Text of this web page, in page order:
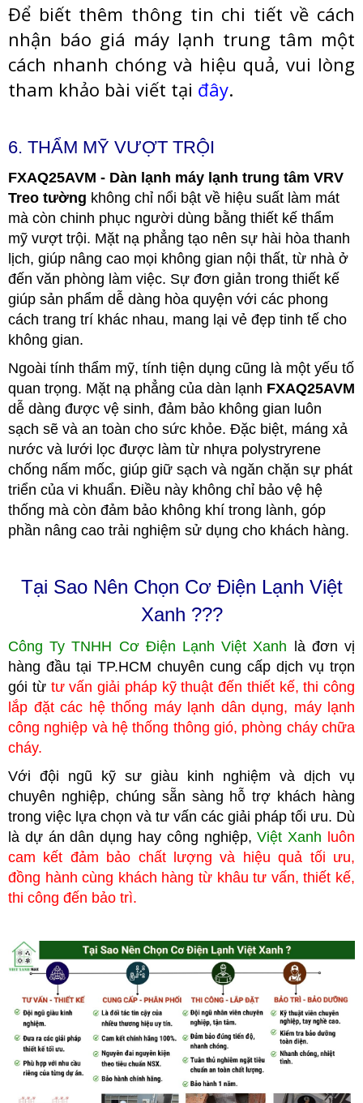
Để biết thêm thông tin chi tiết về cách
nhận báo giá máy lạnh trung tâm một
cách nhanh chóng và hiệu quả, vui lòng
tham khảo bài viết tại đây.
6. THẨM MỸ VƯỢT TRỘI
FXAQ25AVM - Dàn lạnh máy lạnh trung tâm VRV
Treo tường không chỉ nổi bật về hiệu suất làm mát
mà còn chinh phục người dùng bằng thiết kế thẩm
mỹ vượt trội. Mặt nạ phẳng tạo nên sự hài hòa thanh
lịch, giúp nâng cao mọi không gian nội thất, từ nhà ở
đến văn phòng làm việc. Sự đơn giản trong thiết kế
giúp sản phẩm dễ dàng hòa quyện với các phong
cách trang trí khác nhau, mang lại vẻ đẹp tinh tế cho
không gian.
Ngoài tính thẩm mỹ, tính tiện dụng cũng là một yếu tố
quan trọng. Mặt nạ phẳng của dàn lạnh FXAQ25AVM
dễ dàng được vệ sinh, đảm bảo không gian luôn
sạch sẽ và an toàn cho sức khỏe. Đặc biệt, máng xả
nước và lưới lọc được làm từ nhựa polystryrene
chống nấm mốc, giúp giữ sạch và ngăn chặn sự phát
triển của vi khuẩn. Điều này không chỉ bảo vệ hệ
thống mà còn đảm bảo không khí trong lành, góp
phần nâng cao trải nghiệm sử dụng cho khách hàng.
Tại Sao Nên Chọn Cơ Điện Lạnh Việt
Xanh ???
Công Ty TNHH Cơ Điện Lạnh Việt Xanh là đơn vị
hàng đầu tại TP.HCM chuyên cung cấp dịch vụ trọn
gói từ tư vấn giải pháp kỹ thuật đến thiết kế, thi công
lắp đặt các hệ thống máy lạnh dân dụng, máy lạnh
công nghiệp và hệ thống thông gió, phòng cháy chữa
cháy.
Với đội ngũ kỹ sư giàu kinh nghiệm và dịch vụ
chuyên nghiệp, chúng sẵn sàng hỗ trợ khách hàng
trong việc lựa chọn và tư vấn các giải pháp tối ưu. Dù
là dự án dân dụng hay công nghiệp,Việt Xanh luôn
cam kết đảm bảo chất lượng và hiệu quả tối ưu,
đồng hành cùng khách hàng từ khâu tư vấn, thiết kế,
thi công đến bảo trì.